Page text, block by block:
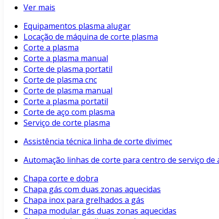
Ver mais
Equipamentos plasma alugar
Locação de máquina de corte plasma
Corte a plasma
Corte a plasma manual
Corte de plasma portatil
Corte de plasma cnc
Corte de plasma manual
Corte a plasma portatil
Corte de aço com plasma
Serviço de corte plasma
Assistência técnica linha de corte divimec
Automação linhas de corte para centro de serviço de
Chapa corte e dobra
Chapa gás com duas zonas aquecidas
Chapa inox para grelhados a gás
Chapa modular gás duas zonas aquecidas